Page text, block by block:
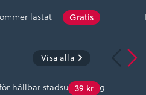
lastat Gratis
Visa alla
hållbar stadsutveckling
39 kr